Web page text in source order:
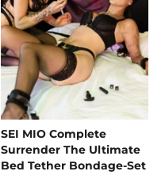
SEI MIO Complete
Surrender The Ultimate
Bed Tether Bondage-Set